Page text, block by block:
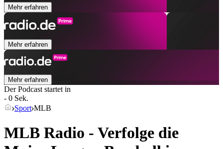
Mehr erfahren
Mehr erfahren
Mehr erfahren
Der Podcast startet in
- 0 Sek.
Sport MLB
MLB Radio - Verfolge die